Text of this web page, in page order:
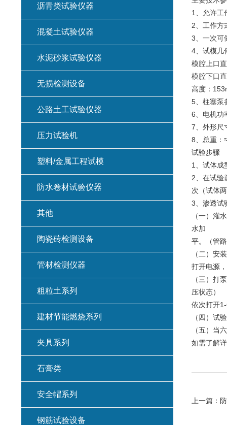
1、允许工
2、工作方
3、一次可
4、试模几
模腔上口
模腔下口
高度：
5、柱塞泵
6、电机
7、外形尺
8、总重：
试验步骤
1、试体成
2、在试验
次（试体
3、渗透试
（一）灌
水加
平。（管
（二）安
打开电源
（三）打
压状态）
依次打开
（四）试
（五）当
如需了解
上一篇：
沥青类试验仪器
混凝土试验仪器
水泥砂浆试验仪器
无损检测设备
公路土工试验仪器
压力试验机
塑料/金属工程试模
防水卷材试验仪器
其他
陶瓷砖检测设备
管材检测仪器
粗粒土系列
建材节能燃烧系列
夹具系列
石膏类
安全帽系列
钢筋试验设备